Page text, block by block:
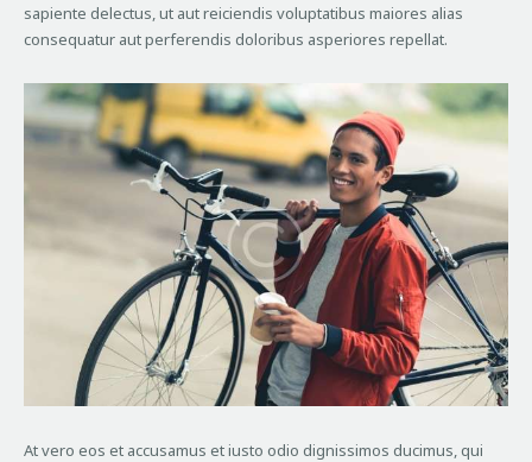
sapiente delectus, ut aut reiciendis voluptatibus maiores alias
consequatur aut perferendis doloribus asperiores repellat.
At vero eos et accusamus et iusto odio dignissimos ducimus, qui